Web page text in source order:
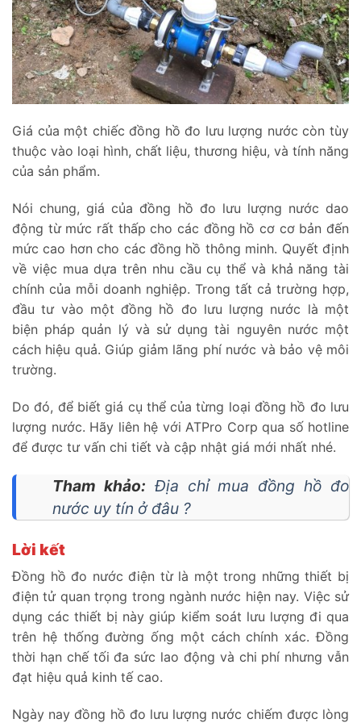
Giá của một chiếc đồng hồ đo lưu lượng nước còn tùy
thuộc vào loại hình, chất liệu, thương hiệu, và tính năng
của sản phẩm.
Nói chung, giá của đồng hồ đo lưu lượng nước dao
động từ mức rất thấp cho các đồng hồ cơ cơ bản đến
mức cao hơn cho các đồng hồ thông minh. Quyết định
về việc mua dựa trên nhu cầu cụ thể và khả năng tài
chính của mỗi doanh nghiệp. Trong tất cả trường hợp,
đầu tư vào một đồng hồ đo lưu lượng nước là một
biện pháp quản lý và sử dụng tài nguyên nước một
cách hiệu quả. Giúp giảm lãng phí nước và bảo vệ môi
trường.
Do đó, để biết giá cụ thể của từng loại đồng hồ đo lưu
lượng nước. Hãy liên hệ với ATPro Corp qua số hotline
để được tư vấn chi tiết và cập nhật giá mới nhất nhé.
Tham khảo: Địa chỉ mua đồng hồ đo
nước uy tín ở đâu ?
Lời kết
Đồng hồ đo nước điện từ là một trong những thiết bị
điện tử quan trọng trong ngành nước hiện nay. Việc sử
dụng các thiết bị này giúp kiểm soát lưu lượng đi qua
trên hệ thống đường ống một cách chính xác. Đồng
thời hạn chế tối đa sức lao động và chi phí nhưng vẫn
đạt hiệu quả kinh tế cao.
Ngày nay đồng hồ đo lưu lượng nước chiếm được lòng